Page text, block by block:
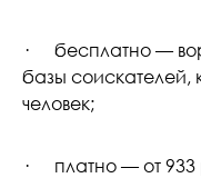
· бесплатно —
базы
человек;
· платно — от